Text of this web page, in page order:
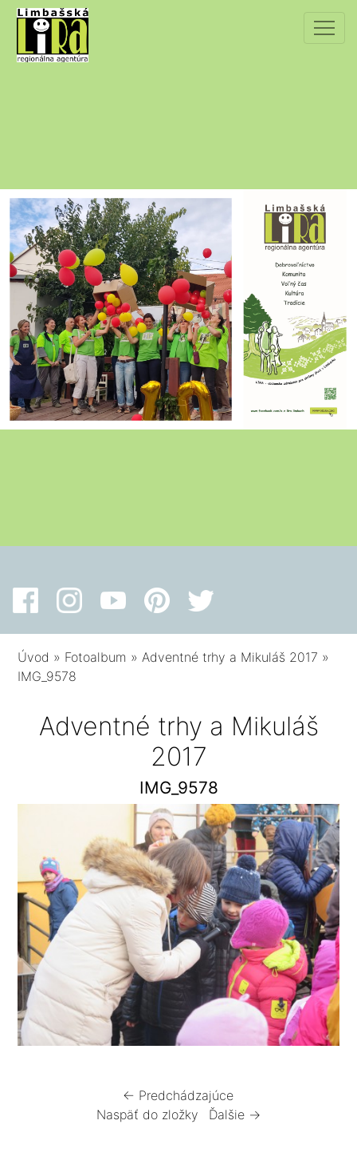
Úvod » Fotoalbum »Adventné trhy a Mikuláš 2017 »
IMG_9578
Adventné trhy a Mikuláš
2017
IMG_9578
← Predchádzajúce
Naspäť do zložky
Ďalšie →